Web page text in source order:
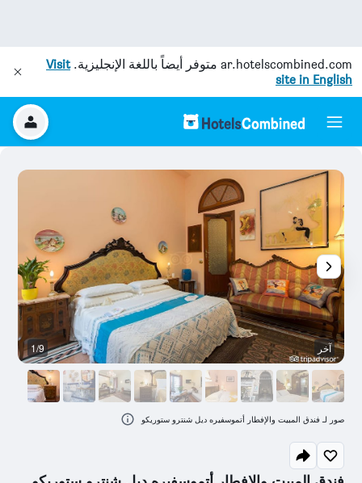
ar.hotelscombined.com متوفر أيضاً باللغة الإنجليزية.Visit
site in English
آخر 1/9
صور لـ فندق المبيت والإفطار أتموسفيره ديل شنترو ستوريكو